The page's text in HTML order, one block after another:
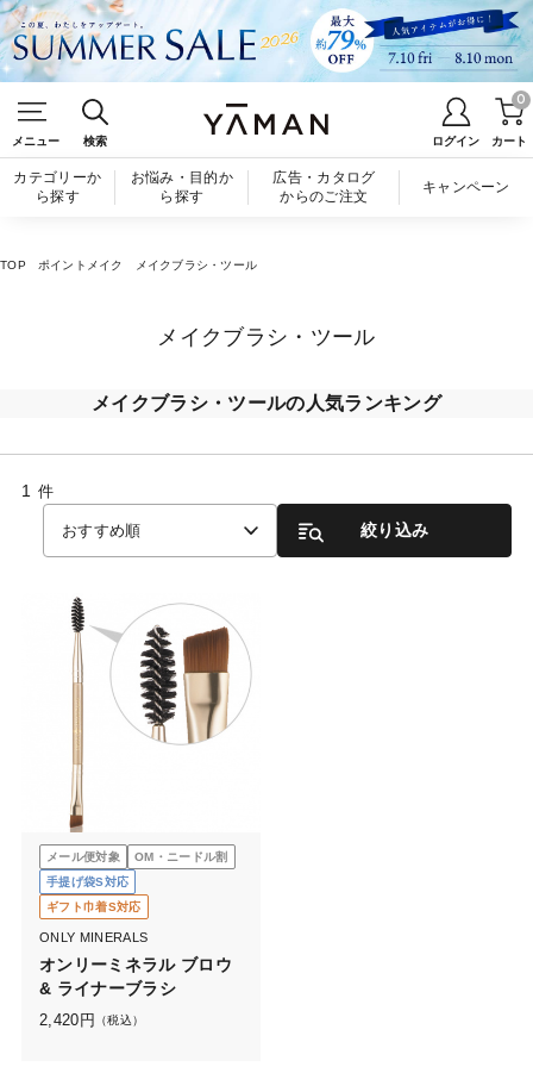
メニュー 検索 ログイン カート
0
カテゴリーか
ら探す
お悩み・目的か
ら探す
広告・カタログ
からのご注文
キャンペーン
TOP ポイントメイク メイクブラシ・ツール
メイクブラシ・ツール
メイクブラシ・ツールの人気ランキング
1 件
おすすめ順 絞り込み
メール便対象
OM・ニードル割
手提げ袋S対応
ギフト巾着S対応
ONLY MINERALS
オンリーミネラル ブロウ
& ライナーブラシ
2,420 円 （税込）